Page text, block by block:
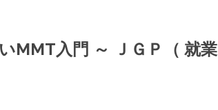
MMT入門 ～ ＪＧＰ（ 就業